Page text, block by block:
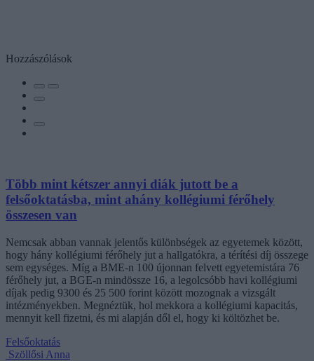
Hozzászólások
Több mint kétszer annyi diák jutott be a
felsőoktatásba, mint ahány kollégiumi férőhely
összesen van
Nemcsak abban vannak jelentős különbségek az egyetemek között,
hogy hány kollégiumi férőhely jut a hallgatókra, a térítési díj összege
sem egységes. Míg a BME-n 100 újonnan felvett egyetemistára 76
férőhely jut, a BGE-n mindössze 16, a legolcsóbb havi kollégiumi
díjak pedig 9300 és 25 500 forint között mozognak a vizsgált
intézményekben. Megnéztük, hol mekkora a kollégiumi kapacitás,
mennyit kell fizetni, és mi alapján dől el, hogy ki költözhet be.
Felsőoktatás
Szöllősi Anna